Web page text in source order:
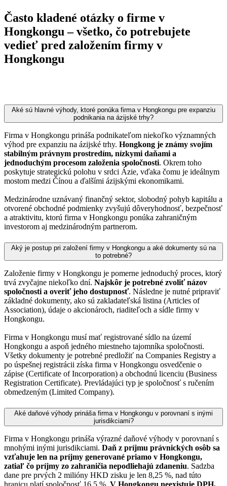
Často kladené otázky o firme v
Hongkongu – všetko, čo potrebujete
vedieť pred založením firmy v
Hongkongu
Aké sú hlavné výhody, ktoré ponúka firma v Hongkongu pre expanziu
podnikania na ázijské trhy?
Firma v Hongkongu prináša podnikateľom niekoľko významných
výhod pre expanziu na ázijské trhy. Hongkong je známy svojím
stabilným právnym prostredím, nízkymi daňami a
jednoduchým procesom založenia spoločnosti. Okrem toho
poskytuje strategickú polohu v srdci Ázie, vďaka čomu je ideálnym
mostom medzi Čínou a ďalšími ázijskými ekonomikami.
Medzinárodne uznávaný finančný sektor, slobodný pohyb kapitálu a
otvorené obchodné podmienky zvyšujú dôveryhodnosť, bezpečnosť
a atraktivitu, ktorú firma v Hongkongu ponúka zahraničným
investorom aj medzinárodným partnerom.
Aký je postup pri založení firmy v Hongkongu a aké dokumenty sú na
to potrebné?
Založenie firmy v Hongkongu je pomerne jednoduchý proces, ktorý
trvá zvyčajne niekoľko dní. Najskôr je potrebné zvoliť názov
spoločnosti a overiť jeho dostupnosť. Následne je nutné pripraviť
základné dokumenty, ako sú zakladateľská listina (Articles of
Association), údaje o akcionároch, riaditeľoch a sídle firmy v
Hongkongu.
Firma v Hongkongu musí mať registrované sídlo na území
Hongkongu a aspoň jedného miestneho tajomníka spoločnosti.
Všetky dokumenty je potrebné predložiť na Companies Registry a
po úspešnej registrácii získa firma v Hongkongu osvedčenie o
zápise (Certificate of Incorporation) a obchodnú licenciu (Business
Registration Certificate). Prevládajúci typ je spoločnosť s ručením
obmedzeným (Limited Company).
Aké daňové výhody prináša firma v Hongkongu v porovnaní s inými
jurisdikciami?
Firma v Hongkongu prináša výrazné daňové výhody v porovnaní s
mnohými inými jurisdikciami. Daň z príjmu právnických osôb sa
vzťahuje len na príjmy generované priamo v Hongkongu,
zatiaľ čo príjmy zo zahraničia nepodliehajú zdaneniu. Sadzba
dane pre prvých 2 milióny HKD zisku je len 8,25 %, nad túto
hranicu platí spoločnosť 16,5 %. V Hongkongu neexistuje DPH,